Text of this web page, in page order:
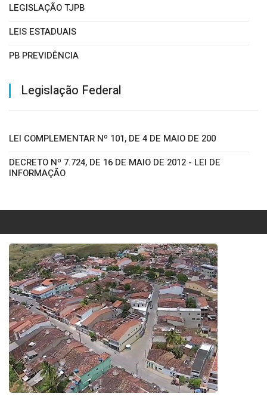
LEGISLAÇÃO TJPB
LEIS ESTADUAIS
PB PREVIDÊNCIA
Legislação Federal
LEI COMPLEMENTAR Nº 101, DE 4 DE MAIO DE 200
DECRETO Nº 7.724, DE 16 DE MAIO DE 2012 - LEI DE
INFORMAÇÃO